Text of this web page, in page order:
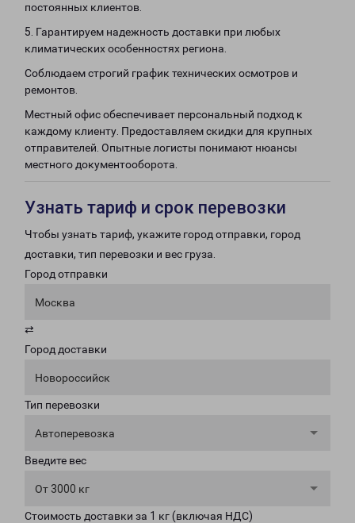
постоянных клиентов.
5. Гарантируем надежность доставки при любых
климатических особенностях региона.
Соблюдаем строгий график технических осмотров и
ремонтов.
Местный офис обеспечивает персональный подход к
каждому клиенту. Предоставляем скидки для крупных
отправителей. Опытные логисты понимают нюансы
местного документооборота.
Узнать тариф и срок перевозки
Чтобы узнать тариф, укажите город отправки, город
доставки, тип перевозки и вес груза.
Город отправки
Москва
⇄
Город доставки
Новороссийск
Тип перевозки
Автоперевозка
Введите вес
От 3000 кг
Стоимость доставки за 1 кг (включая НДС)